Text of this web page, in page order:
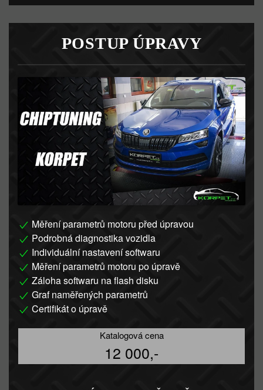
POSTUP ÚPRAVY
Měření parametrů motoru před úpravou
Podrobná diagnostika vozidla
Individuální nastavení softwaru
Měření parametrů motoru po úpravě
Záloha softwaru na flash disku
Graf naměřených parametrů
Certifikát o úpravě
Katalogová cena
12 000,-